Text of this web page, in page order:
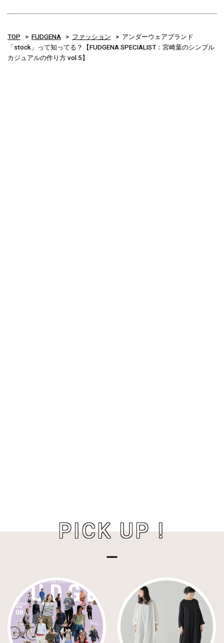
TOP FUDGENA ファッション
アンダーウェアブランド
「stock」って知ってる？【FUDGENA SPECIALIST：宮崎葉のシンプル
カジュアルの作り方 vol.5】
PICK UP !